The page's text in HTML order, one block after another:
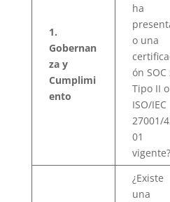
1.
Gobernan
za y
Cumplimi
ento
ha
o una
ón SOC
Tipo II o
ISO/IEC
27001/
01
vigente?
¿Existe
una